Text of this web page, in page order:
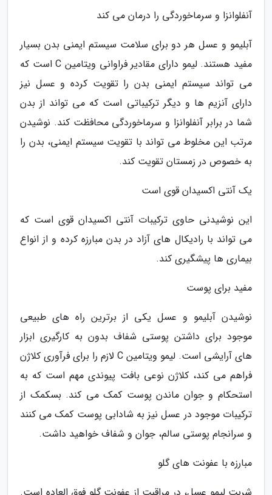
آنفلوانزا و سرماخوردگی را درمان می کند
آبلیمو و عسل هر دو برای سلامت سیستم ایمنی بدن بسیار
مفید هستند. لیمو دارای مقادیر فراوانی ویتامین C است که
می تواند سیستم ایمنی بدن را تقویت کرده و عسل نیز
دارای آنزیم ها و دیگر ترکیباتی است که می تواند از بدن
شما در برابر آنفلوانزا و سرماخوردگی محافظت کند. نوشیدن
مرتب این مخلوط می تواند با تقویت سیستم ایمنی، بدن را
به خصوص در زمستان تقویت کند.
یک آنتی اکسیدان قوی است
این نوشیدنی حاوی ترکیبات آنتی اکسیدان قوی است که
می تواند با رادیکال های آزاد در بدن مبارزه کرده و از انواع
بیماری ها پیشگیری کند.
مفید برای پوست
نوشیدن آبلیمو و عسل یکی از برترین راه های طبیعی
موجود برای داشتن پوستی شفاف بدون به کارگیری ابزار
های آرایشی است. لیمو ویتامین C لازم را برای فرآوری کلاژن
فراهم می کند، کلاژن نوعی بافت پیوندی مهم است که به
استحکام و جوان ماندن پوست کمک می کند. بسکمک از
ترکیبات موجود در عسل نیز به شادابی پوست کمک می کنند
و سرانجام پوستی سالم، جوان و شفاف خواهید داشت.
مبارزه با عفونت های گلو